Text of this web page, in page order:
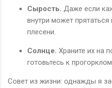
Сырость. Даже если
внутри может
плесени.
Солнце. Храните их на
готовьтесь к
Совет из жизни: однажды я